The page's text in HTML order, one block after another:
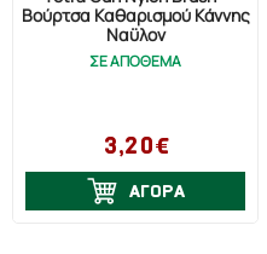
Βούρτσα Καθαρισμού Κάννης
Ναϋλον
ΣΕ ΑΠΟΘΕΜΑ
3,20€
ΑΓΟΡΑ